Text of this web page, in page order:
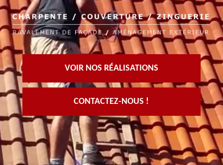
VOIR NOS RÉALISATIONS
CONTACTEZ-NOUS !